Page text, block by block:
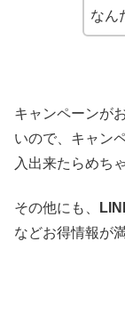
なん
キャンペーンが
いので、キャン
入出来たらめち
その他にも、
などお得情報が